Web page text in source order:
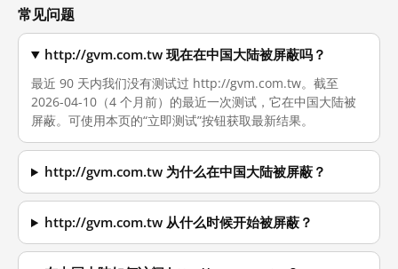
常见问题
http://gvm.com.tw 现在在中国大陆被屏蔽吗？
最近 90 天内我们没有测试过 http://gvm.com.tw。截至
2026-04-10（4 个月前）的最近一次测试，它在中国大陆被
屏蔽。可使用本页的“立即测试”按钮获取最新结果。
http://gvm.com.tw 为什么在中国大陆被屏蔽？
http://gvm.com.tw 从什么时候开始被屏蔽？